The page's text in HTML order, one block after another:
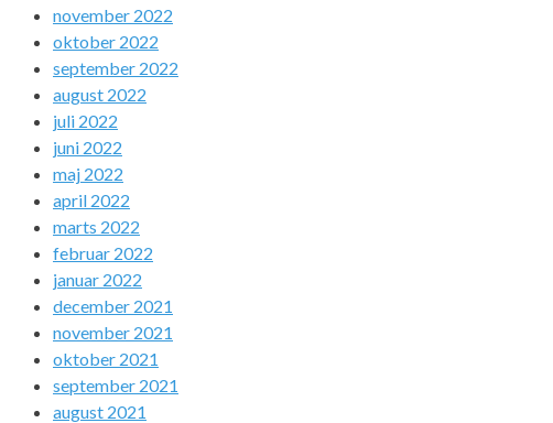
november 2022
oktober 2022
september 2022
august 2022
juli 2022
juni 2022
maj 2022
april 2022
marts 2022
februar 2022
januar 2022
december 2021
november 2021
oktober 2021
september 2021
august 2021